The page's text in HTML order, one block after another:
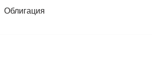
Облигация